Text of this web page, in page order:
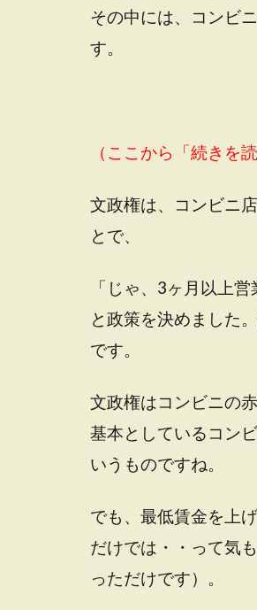
その中には、コンビ
す。
（ここから「続きを
文政権は、コンビニ
とで、
「じゃ、3ヶ月以上
と政策を決めました
です。
文政権はコンビニの
基本としているコン
いうものですね。
でも、最低賃金を上
だけでは・・って気
っただけです）。